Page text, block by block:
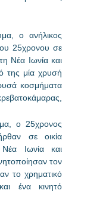
ο ανήλικος
25χρονου σε
Νέα Ιωνία και
της μία χρυσή
κοσμήματα
ο 25χρονος
σε οικία
Ιωνία και
τον
το χρηματικό
ένα κινητό